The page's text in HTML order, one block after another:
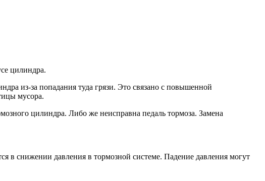
цилиндра.
из-за попадания туда грязи. Это связано с повышенной
мусора.
цилиндра. Либо же неисправна педаль тормоза. Замена
в снижении давления в тормозной системе. Падение давления могут